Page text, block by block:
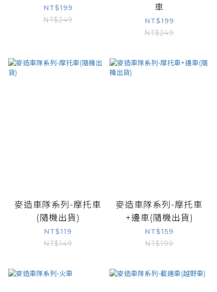
NT$199
NT$249
車
NT$199
NT$249
麥造車隊系列-摩托車
(隨機出貨)
NT$119
NT$149
麥造車隊系列-摩托車
+邊車(隨機出貨)
NT$159
NT$199